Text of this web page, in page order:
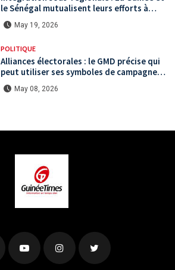
le Sénégal mutualisent leurs efforts à
Koundara via le programme RéZo
May 19, 2026
POLITIQUE
Alliances électorales : le GMD précise qui
peut utiliser ses symboles de campagne
avant le scrutin du 31 mai
May 08, 2026